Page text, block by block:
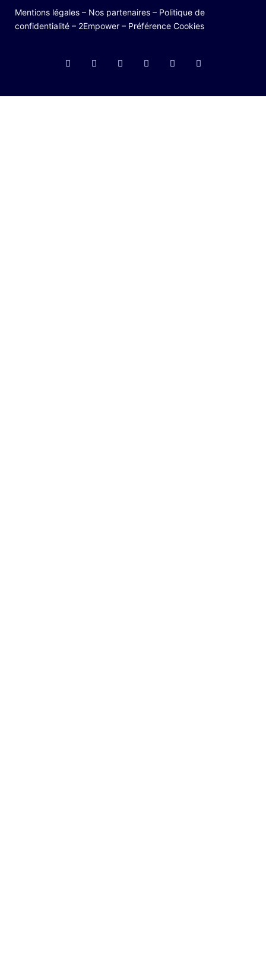
Mentions légales – Nos partenaires – Politique de
confidentialité – 2Empower – Préférence Cookies